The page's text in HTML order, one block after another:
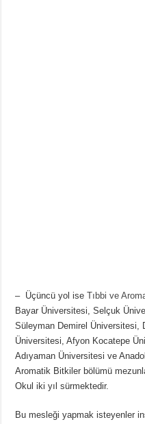
– Üçüncü yol iseTıbbi ve
Bayar Üniversitesi, Selçuk
Süleyman Demirel Üniversitesi,
Üniversitesi, Afyon Kocatepe
Adıyaman Üniversitesi ve
Aromatik Bitkiler bölümü
Okul iki yıl sürmektedir.
Bu mesleği yapmak isteyenler